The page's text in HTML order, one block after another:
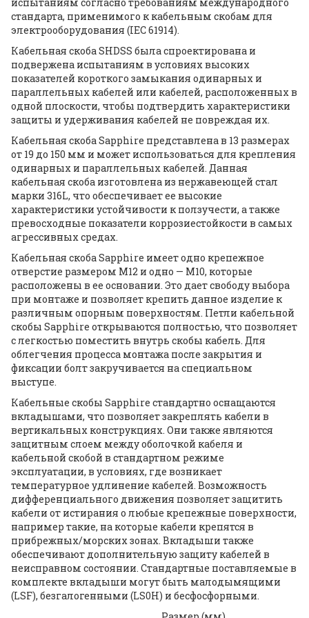
стандарта, применимого к кабельным скобам для
электрооборудования (IEC 61914).
Кабельная скоба SHDSS была спроектирована и
подвержена испытаниям в условиях высоких
показателей короткого замыкания одинарных и
параллельных кабелей или кабелей, расположенных в
одной плоскости, чтобы подтвердить характеристики
защиты и удерживания кабелей не повреждая их.
Кабельная скоба Sapphire представлена в 13 размерах
от 19 до 150 мм и может использоваться для крепления
одинарных и параллельных кабелей. Данная
кабельная скоба изготовлена из нержавеющей стал
марки 316L, что обеспечивает ее высокие
характеристики устойчивости к ползучести, а также
превосходные показатели коррозиестойкости в самых
агрессивных средах.
Кабельная скоба Sapphire имеет одно крепежное
отверстие размером M12 и одно — M10, которые
расположены в ее основании. Это дает свободу выбора
при монтаже и позволяет крепить данное изделие к
различным опорным поверхностям. Петли кабельной
скобы Sapphire открываются полностью, что позволяет
с легкостью поместить внутрь скобы кабель. Для
облегчения процесса монтажа после закрытия и
фиксации болт закручивается на специальном
выступе.
Кабельные скобы Sapphire стандартно оснащаются
вкладышами, что позволяет закреплять кабели в
вертикальных конструкциях. Они также являются
защитным слоем между оболочкой кабеля и
кабельной скобой в стандартном режиме
эксплуатации, в условиях, где возникает
температурное удлинение кабелей. Возможность
дифференциального движения позволяет защитить
кабели от истирания о любые крепежные поверхности,
например такие, на которые кабели крепятся в
прибрежных/морских зонах. Вкладыши также
обеспечивают дополнительную защиту кабелей в
неисправном состоянии. Стандартные поставляемые в
комплекте вкладыши могут быть малодымящими
(LSF), безгалогенными (LS0H) и бесфосфорными.